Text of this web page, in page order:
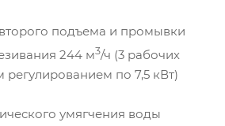
подъема и промывки
244 м3/ч (3 рабочих
регулированием по 7,5 кВт)
умягчения воды